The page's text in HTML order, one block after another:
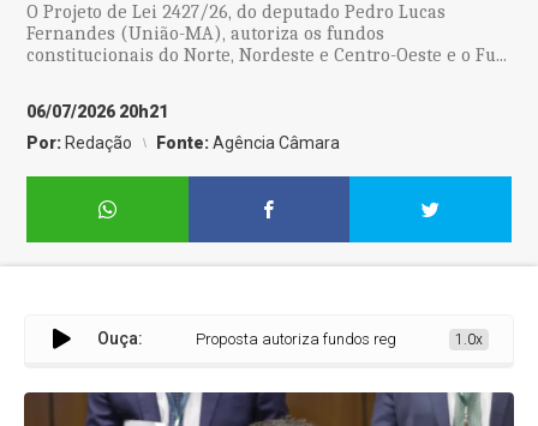
O Projeto de Lei 2427/26, do deputado Pedro Lucas
Fernandes (União-MA), autoriza os fundos
constitucionais do Norte, Nordeste e Centro-Oeste e o Fu...
06/07/2026 20h21
Por: Redação Fonte:Agência Câmara
Ouça: Proposta autoriza fundos regionais a oferecer
1.0x